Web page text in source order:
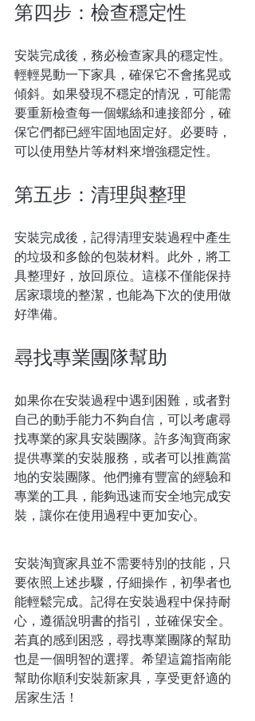
第四步：檢查穩定性
安裝完成後，務必檢查家具的穩定性。
輕輕晃動一下家具，確保它不會搖晃或
傾斜。如果發現不穩定的情況，可能需
要重新檢查每一個螺絲和連接部分，確
保它們都已經牢固地固定好。必要時，
可以使用墊片等材料來增強穩定性。
第五步：清理與整理
安裝完成後，記得清理安裝過程中產生
的垃圾和多餘的包裝材料。此外，將工
具整理好，放回原位。這樣不僅能保持
居家環境的整潔，也能為下次的使用做
好準備。
尋找專業團隊幫助
如果你在安裝過程中遇到困難，或者對
自己的動手能力不夠自信，可以考慮尋
找專業的家具安裝團隊。許多淘寶商家
提供專業的安裝服務，或者可以推薦當
地的安裝團隊。他們擁有豐富的經驗和
專業的工具，能夠迅速而安全地完成安
裝，讓你在使用過程中更加安心。
安裝淘寶家具並不需要特別的技能，只
要依照上述步驟，仔細操作，初學者也
能輕鬆完成。記得在安裝過程中保持耐
心，遵循說明書的指引，並確保安全。
若真的感到困惑，尋找專業團隊的幫助
也是一個明智的選擇。希望這篇指南能
幫助你順利安裝新家具，享受更舒適的
居家生活！